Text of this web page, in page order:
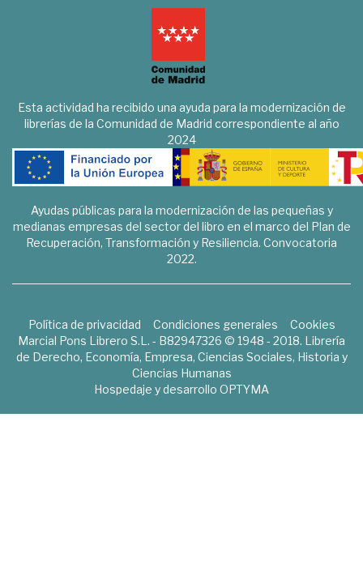
Esta actividad ha recibido una ayuda para la modernización de
librerías de la Comunidad de Madrid correspondiente al año
2024
Ayudas públicas para la modernización de las pequeñas y
medianas empresas del sector del libro en el marco del Plan de
Recuperación, Transformación y Resiliencia. Convocatoria
2022.
Política de privacidad Condiciones generales
Cookies
Marcial Pons Librero S.L. - B82947326 © 1948 - 2018. Librería
de Derecho, Economía, Empresa, Ciencias Sociales, Historia y
Ciencias Humanas
Hospedaje y desarrollo OPTYMA